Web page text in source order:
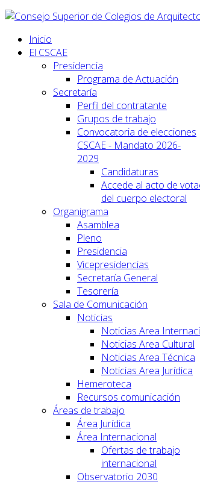
Inicio
El CSCAE
Presidencia
Programa de Actuación
Secretaría
Perfil del contratante
Grupos de trabajo
Convocatoria de elecciones
CSCAE - Mandato 2026-
2029
Candidaturas
Accede al acto de
del cuerpo electoral
Organigrama
Asamblea
Pleno
Presidencia
Vicepresidencias
Secretaría General
Tesorería
Sala de Comunicación
Noticias
Noticias Area
Noticias Area Cultural
Noticias Area Técnica
Noticias Area Jurídica
Hemeroteca
Recursos comunicación
Áreas de trabajo
Área Jurídica
Área Internacional
Ofertas de trabajo
internacional
Observatorio 2030